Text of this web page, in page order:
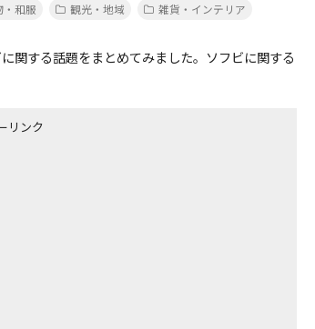
・和服 観光・地域 雑貨・インテリア
関する話題をまとめてみました。ソフビに関する
リンク